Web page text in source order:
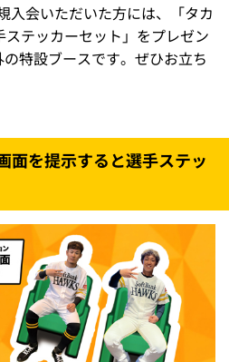
入会いただいた方には、「タカ
テッカーセット」をプレゼン
特設ブースです。ぜひお立ち
面を提示すると選手ステッ